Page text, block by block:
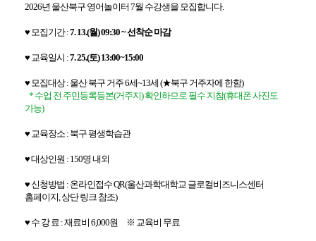
2026년 울산북구 영어놀이터 7월 수강생을 모집합니다.
♥ 모집기간 :7. 13.(월) 09:30 ~ 선착순 마감
♥ 교육일시 :7. 25.(토) 13:00~15:00
♥ 모집대상 : 울산 북구 거주 6세~13세 (★북구 거주자에 한함)
* 수업 전 주민등록등본(거주지) 확인하므로 필수 지참(휴대폰 사진도
가능)
♥ 교육장소 : 북구 평생학습관
♥ 대상인원 : 150명 내외
♥ 신청방법 : 온라인접수 QR(울산과학대학교 글로컬비즈니스센터
홈페이지, 상단 링크 참조)
♥ 수 강 료 : 재료비 6,000원 ※ 교육비 무료